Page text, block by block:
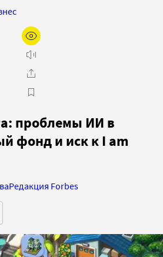
проблемы ИИ в
фонд и иск к I am
Редакция Forbes